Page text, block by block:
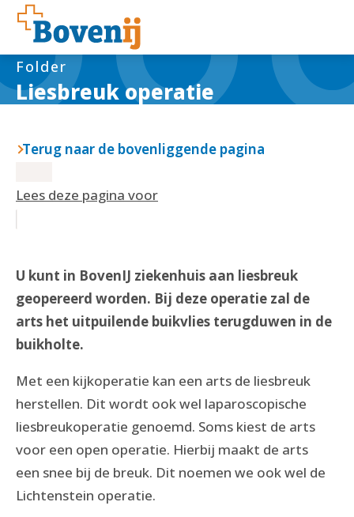
Liesbreuk operatie
Folder
Terug naar de bovenliggende pagina
Lees deze pagina voor
U kunt in BovenIJ ziekenhuis aan liesbreuk
geopereerd worden. Bij deze operatie zal de
arts het uitpuilende buikvlies terugduwen in de
buikholte.
Met een kijkoperatie kan een arts de liesbreuk
herstellen. Dit wordt ook wel laparoscopische
liesbreukoperatie genoemd. Soms kiest de arts
voor een open operatie. Hierbij maakt de arts
een snee bij de breuk. Dit noemen we ook wel de
Lichtenstein operatie.